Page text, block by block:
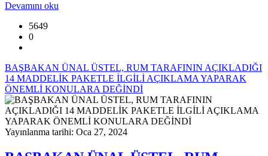
Devamını oku
5649
0
BAŞBAKAN ÜNAL ÜSTEL, RUM TARAFININ AÇIKLADIĞI
14 MADDELİK PAKETLE İLGİLİ AÇIKLAMA YAPARAK
ÖNEMLİ KONULARA DEĞİNDİ
Yayınlanma tarihi: Oca 27, 2024